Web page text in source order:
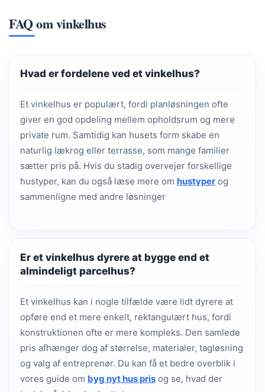
FAQ om vinkelhus
Hvad er fordelene ved et vinkelhus?
Et vinkelhus er populært, fordi planløsningen ofte
giver en god opdeling mellem opholdsrum og mere
private rum. Samtidig kan husets form skabe en
naturlig lækrog eller terrasse, som mange familier
sætter pris på. Hvis du stadig overvejer forskellige
hustyper, kan du også læse mere om hustyper og
sammenligne med andre løsninger
Er et vinkelhus dyrere at bygge end et
almindeligt parcelhus?
Et vinkelhus kan i nogle tilfælde være lidt dyrere at
opføre end et mere enkelt, rektangulært hus, fordi
konstruktionen ofte er mere kompleks. Den samlede
pris afhænger dog af størrelse, materialer, tagløsning
og valg af entreprenør. Du kan få et bedre overblik i
vores guide om byg nyt hus pris og se, hvad der